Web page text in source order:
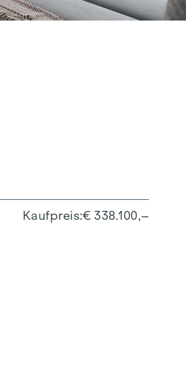
Kaufpreis € 338.100,–